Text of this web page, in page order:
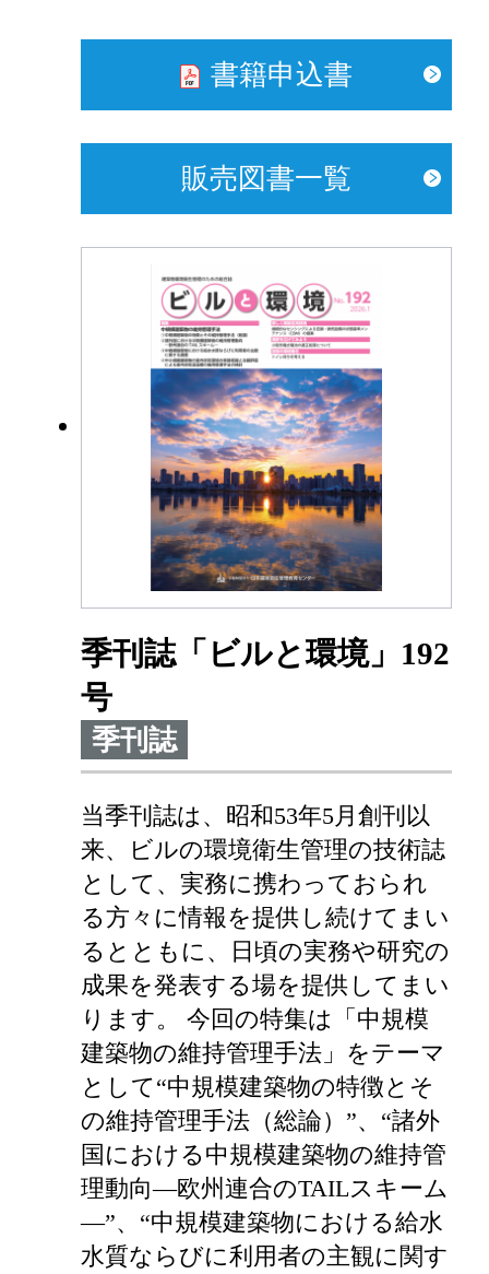
書籍申込書
販売図書一覧
季刊誌「ビルと環境」192
号
季刊誌
当季刊誌は、昭和53年5月創刊以
来、ビルの環境衛生管理の技術誌
として、実務に携わっておられ
る方々に情報を提供し続けてまい
るとともに、日頃の実務や研究の
成果を発表する場を提供してまい
ります。 今回の特集は「中規模
建築物の維持管理手法」をテーマ
として“中規模建築物の特徴とそ
の維持管理手法（総論）”、“諸外
国における中規模建築物の維持管
理動向―欧州連合のTAILスキーム
―”、“中規模建築物における給水
水質ならびに利用者の主観に関す